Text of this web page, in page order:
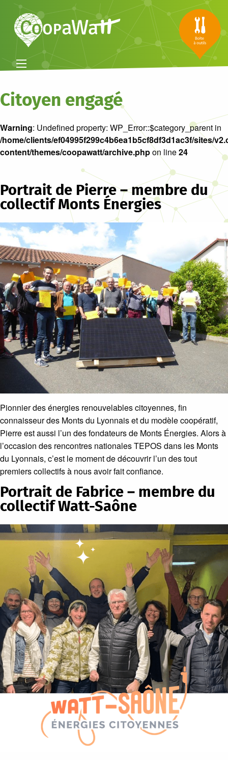
Citoyen engagé
Warning: Undefined property: WP_Error::$category_parent in
/home/clients/ef04995f299c4b6ea1b5cf8df3d1ac3f/sites/
content/themes/coopawatt/archive.phpon line24
Portrait de Pierre – membre du
collectif Monts Énergies
Pionnier des énergies renouvelables citoyennes, fin
connaisseur des Monts du Lyonnais et du modèle coopératif,
Pierre est aussi l’un des fondateurs de Monts Énergies. Alors à
l’occasion des rencontres nationales TEPOS dans les Monts
du Lyonnais, c’est le moment de découvrir l’un des tout
premiers collectifs à nous avoir fait confiance.
Portrait de Fabrice – membre du
collectif Watt-Saône